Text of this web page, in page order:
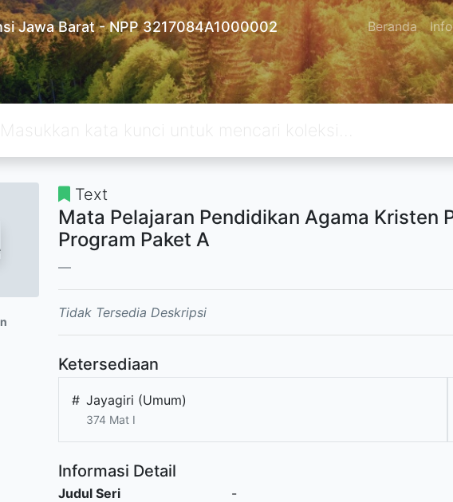
Jawa Barat - NPP 3217084A1000002 Beranda
Text
Mata Pelajaran Pendidikan Agama Kristen
Program Paket A
Tidak Tersedia Deskripsi
Ketersediaan
# Jayagiri (Umum)
374 Mat I
Informasi Detail
Judul Seri
-